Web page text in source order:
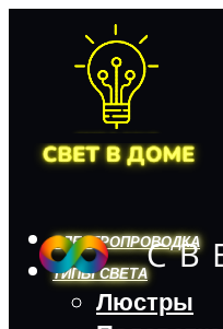
ЭЛЕКТРОПРОВОДКА
ТИПЫ СВЕТА
Люстры